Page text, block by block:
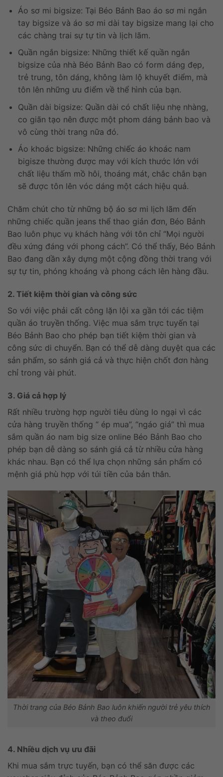
Áo sơ mi bigsize: Tại Béo Bảnh Bao áo sơ mi ngắn
tay bigsize và áo sơ mi dài tay bigsize mang lại cho
các chàng trai sự tự tin và lịch lãm.
Quần ngắn bigsize: Những thiết kế quần ngắn
bigsize của nhà Béo Bảnh Bao có form dáng đẹp,
trẻ trung, tôn dáng, không làm lộ khuyết điểm, mà
tôn lên những ưu điểm về thể hình của bạn.
Quần dài bigsize: Quần dài có chất liệu nhẹ nhàng,
co giãn tạo nên được một phom dáng bảnh bao và
vô cùng thời trang nữa đó.
Áo khoác bigsize: Những chiếc áo khoác nam
bigisze thường được may với kích thước lớn với
chất liệu thấm mồ hôi, thoáng mát, chắc chắn bạn
sẽ được tôn lên vóc dáng một cách hiệu quả.
Chăm chút cho từ những bộ áo sơ mi lịch lãm đến
những chiếc quần jeans thể thao giản đơn, Béo Bảnh
Bao luôn phục vụ khách hàng với tôn chỉ “Mọi người
đều xứng đáng với phong cách”. Có thể thấy, Béo Bảnh
Bao đang dần xây dựng một cộng đồng thời trang với
sự tự tin, phóng khoáng và phong cách lên hàng đầu.
2. Tiết kiệm thời gian và công sức
So với việc phải cất công lặn lội xa gần tới các tiệm
quần áo truyền thống. Việc mua sắm trực tuyến tại
Béo Bảnh Bao cho phép bạn tiết kiệm thời gian và
công sức di chuyển. Bạn có thể dễ dàng duyệt qua các
sản phẩm, so sánh giá cả và thực hiện chốt đơn hàng
chỉ trong vài phút.
3. Giá cả hợp lý
Rất nhiều trường hợp người tiêu dùng lo ngại vì các
cửa hàng truyền thống “ ép mua”, “ngáo giá” thì mua
sắm quần áo nam big size online Béo Bảnh Bao cho
phép bạn dễ dàng so sánh giá cả từ nhiều cửa hàng
khác nhau. Bạn có thể lựa chọn những sản phẩm có
mệnh giá phù hợp với túi tiền của bản thân.
Thời trang của Béo Bảnh Bao luôn khiến người trẻ yêu thích
và theo đuổi
4. Nhiều dịch vụ ưu đãi
Khi mua sắm trực tuyến, bạn có thể săn được các